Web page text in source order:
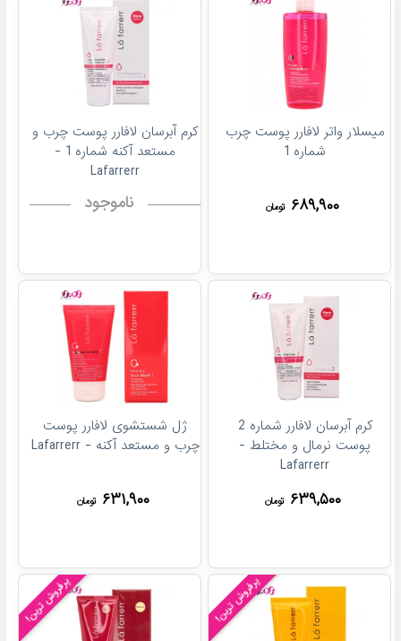
میسلار واتر لافارر پوست چرب
شماره 1
۶۸۹,۹۰۰ تومان
کرم آبرسان لافارر پوست چرب و
مستعد آکنه شماره 1 -
Lafarrerr
ناموجود
کرم آبرسان لافارر شماره 2
پوست نرمال و مختلط -
Lafarrerr
۶۳۹,۵۰۰ تومان
ژل شستشوی لافارر پوست
چرب و مستعد آکنه - Lafarrerr
۶۳۱,۹۰۰ تومان
پرفروش ترین! پرفروش ترین!